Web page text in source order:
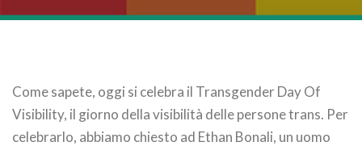
Come sapete, oggi si celebra il Transgender Day Of
Visibility, il giorno della visibilità delle persone trans. Per
celebrarlo, abbiamo chiesto ad Ethan Bonali, un uomo